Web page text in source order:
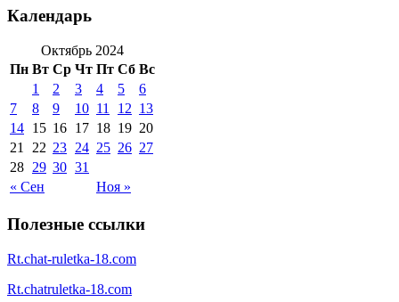
Календарь
Октябрь 2024
Пн Вт Ср Чт Пт Сб Вс
« Сен Ноя »
1 2 3 4 5
6
7
8 9 10 11 12 13
14 15 16 17 18 19 20
21
22 23 24 25 26 27
28 29 30 31
Полезные ссылки
Rt.chat-ruletka-18.com
Rt.chatruletka-18.com